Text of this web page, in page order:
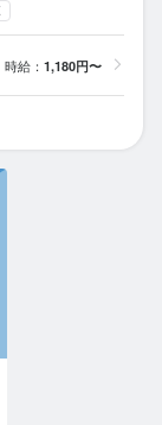
時給： 1,180円〜